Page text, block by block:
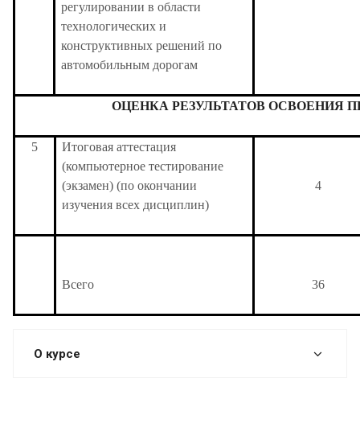
регулировании в области
технологических и
конструктивных решений по
автомобильным дорогам
ОЦЕНКА РЕЗУЛЬТАТОВ ОСВОЕНИЯ
5
Итоговая аттестация
(компьютерное тестирование
(экзамен) (по окончании
изучения всех дисциплин)
4
Всего 36
О курсе